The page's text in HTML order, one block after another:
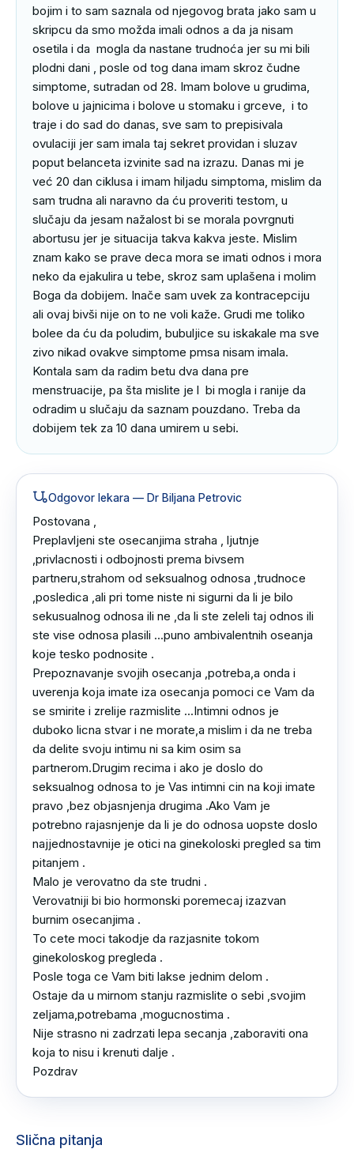
bojim i to sam saznala od njegovog brata jako sam u
skripcu da smo možda imali odnos a da ja nisam
osetila i da  mogla da nastane trudnoća jer su mi bili
plodni dani , posle od tog dana imam skroz čudne
simptome, sutradan od 28. Imam bolove u grudima,
bolove u jajnicima i bolove u stomaku i grceve,  i to
traje i do sad do danas, sve sam to prepisivala
ovulaciji jer sam imala taj sekret providan i sluzav
poput belanceta izvinite sad na izrazu. Danas mi je
već 20 dan ciklusa i imam hiljadu simptoma, mislim da
sam trudna ali naravno da ću proveriti testom, u
slučaju da jesam nažalost bi se morala povrgnuti
abortusu jer je situacija takva kakva jeste. Mislim
znam kako se prave deca mora se imati odnos i mora
neko da ejakulira u tebe, skroz sam uplašena i molim
Boga da dobijem. Inače sam uvek za kontracepciju
ali ovaj bivši nije on to ne voli kaže. Grudi me toliko
bolee da ću da poludim, bubuljice su iskakale ma sve
zivo nikad ovakve simptome pmsa nisam imala.
Kontala sam da radim betu dva dana pre
menstruacije, pa šta mislite je l  bi mogla i ranije da
odradim u slučaju da saznam pouzdano. Treba da
dobijem tek za 10 dana umirem u sebi.
Odgovor lekara — Dr Biljana Petrovic
Postovana ,
Preplavljeni ste osecanjima straha , ljutnje
,privlacnosti i odbojnosti prema bivsem
partneru,strahom od seksualnog odnosa ,trudnoce
,posledica ,ali pri tome niste ni sigurni da li je bilo
sekusualnog odnosa ili ne ,da li ste zeleli taj odnos ili
ste vise odnosa plasili ...puno ambivalentnih oseanja
koje tesko podnosite .
Prepoznavanje svojih osecanja ,potreba,a onda i
uverenja koja imate iza osecanja pomoci ce Vam da
se smirite i zrelije razmislite ...Intimni odnos je
duboko licna stvar i ne morate,a mislim i da ne treba
da delite svoju intimu ni sa kim osim sa
partnerom.Drugim recima i ako je doslo do
seksualnog odnosa to je Vas intimni cin na koji imate
pravo ,bez objasnjenja drugima .Ako Vam je
potrebno rajasnjenje da li je do odnosa uopste doslo
najjednostavnije je otici na ginekoloski pregled sa tim
pitanjem .
Malo je verovatno da ste trudni .
Verovatniji bi bio hormonski poremecaj izazvan
burnim osecanjima .
To cete moci takodje da razjasnite tokom
ginekoloskog pregleda .
Posle toga ce Vam biti lakse jednim delom .
Ostaje da u mirnom stanju razmislite o sebi ,svojim
zeljama,potrebama ,mogucnostima .
Nije strasno ni zadrzati lepa secanja ,zaboraviti ona
koja to nisu i krenuti dalje .
Pozdrav
Slična pitanja